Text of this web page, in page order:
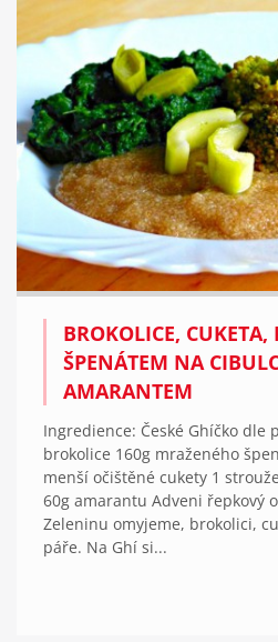
BROKOLICE, CUKETA,
ŠPENÁTEM NA
AMARANTEM
Ingredience: České Ghíčko dle
brokolice 160g mraženého
menší očištěné cukety 1
60g amarantu Adveni řepkový
Zeleninu omyjeme, brokolici,
páře. Na Ghí si...